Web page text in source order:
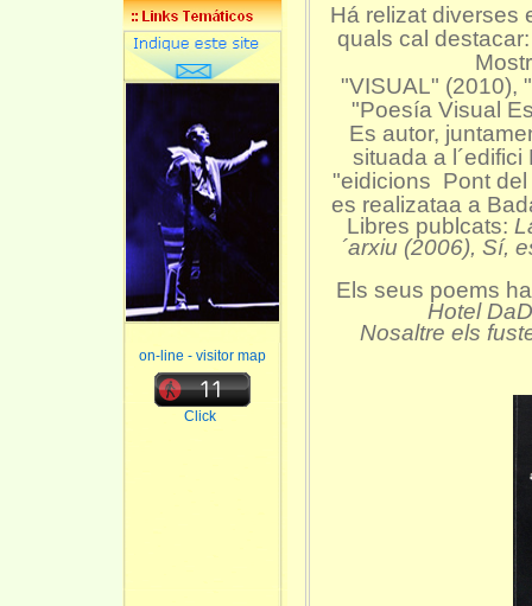
on-line - visitor map
Click
Há relizat diverses
quals cal
"VISUAL" (2010),
"Poesía Visual
Es autor,
situada a
"eidicions Pont del
es realizataa a
Libres publcats:
´arxiu (2006), Sí,
Els seus poems
Hotel
Nosaltre els